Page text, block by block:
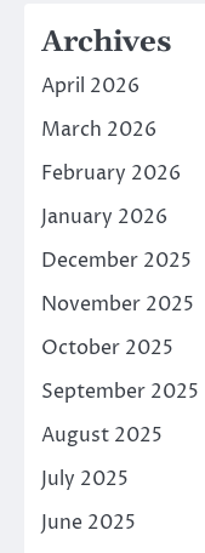
Archives
April 2026
March 2026
February 2026
January 2026
December 2025
November 2025
October 2025
September 2025
August 2025
July 2025
June 2025